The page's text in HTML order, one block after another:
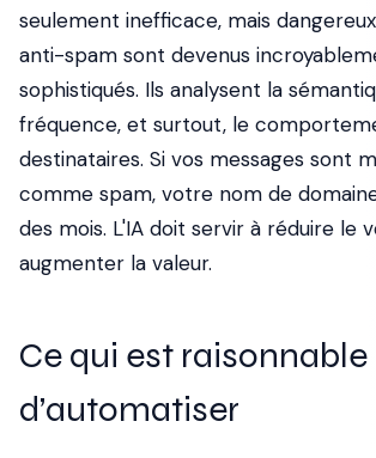
seulement inefficace, mais
anti-spam sont devenus
sophistiqués. Ils analysent la
fréquence, et surtout, le
destinataires. Si vos messages sont
comme spam, votre nom de
des mois. L'IA doit servir à réduire le
augmenter la valeur.
Ce qui est raisonnable
d’automatiser